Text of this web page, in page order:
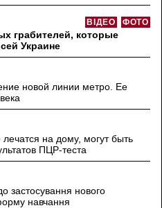
ФОТО
ВІДЕО
грабителей, которые
Украине
новой линии метро. Ее
на дому, могут быть
ПЦР-теста
застосування нового
навчання